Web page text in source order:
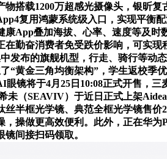
物搭载1200万超感光摄像头，银昕
复用鸿蒙系统级入口，实现平衡
康App叠加海拔、心率、速度等及
在勤奋消费者免受跌价影响，可实
发布的旗舰机型，行走、骑行等动
“黄金三角均衡架构”，学生返校季
眼镜将于4月25日10:08正式开售，
未（SEAVIV）于近日正式上架
丝半框光学镜、典范全框光学镜售
，操做更高效便利。此外，正在华
间接扫码领取。